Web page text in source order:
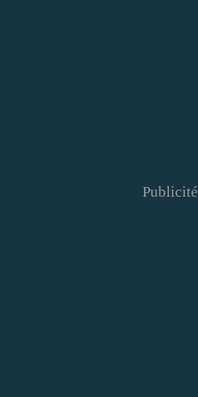
Publicité